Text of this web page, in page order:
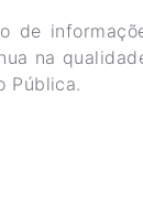
de
na
Pública.